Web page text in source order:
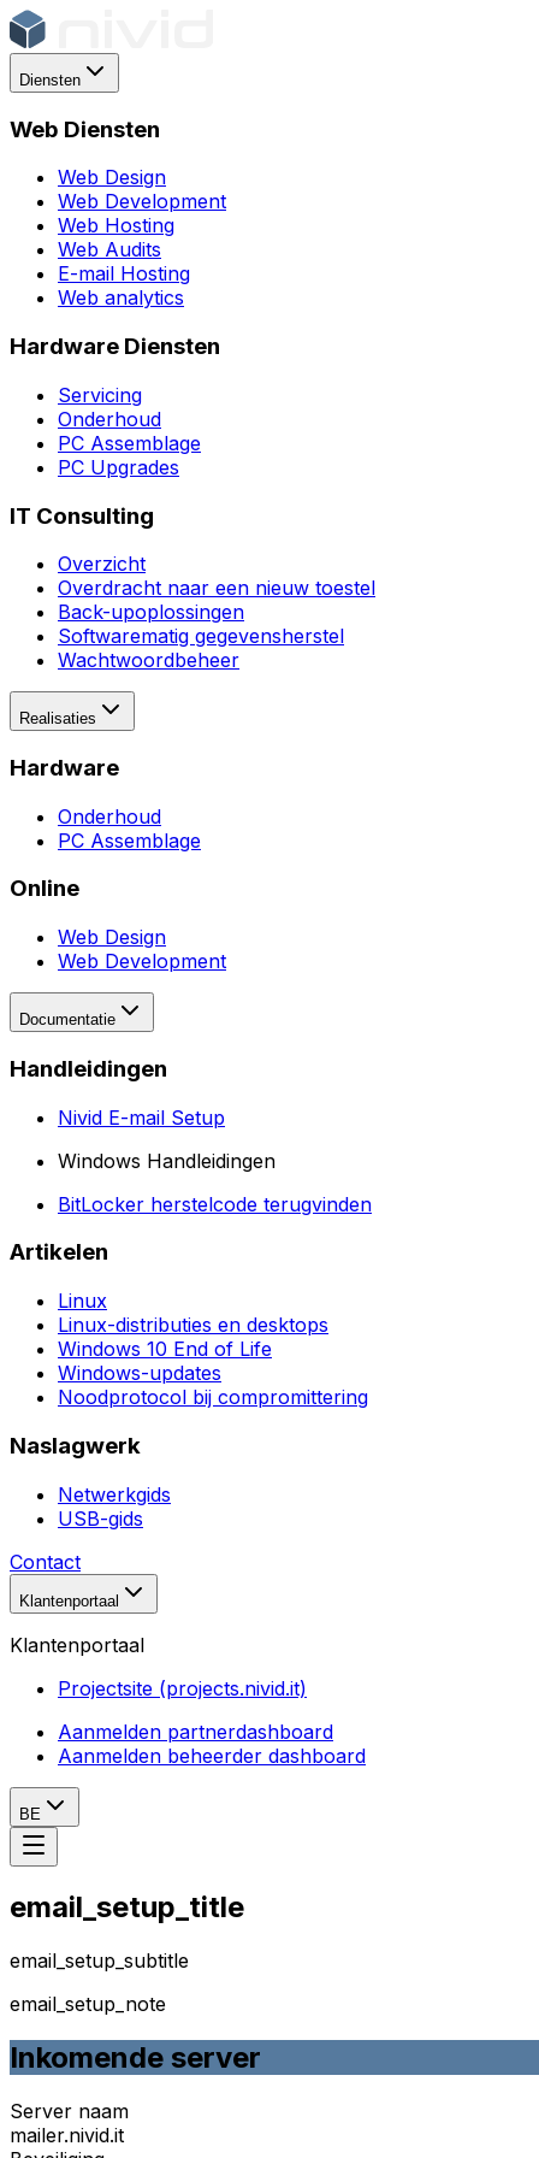
Diensten
Web Diensten
Web Design
Web Development
Web Hosting
Web Audits
E-mail Hosting
Web analytics
Hardware Diensten
Servicing
Onderhoud
PC Assemblage
PC Upgrades
IT Consulting
Overzicht
Overdracht naar een nieuw toestel
Back-upoplossingen
Softwarematig gegevensherstel
Wachtwoordbeheer
Realisaties
Hardware
Onderhoud
PC Assemblage
Online
Web Design
Web Development
Documentatie
Handleidingen
Nivid E-mail Setup
Windows Handleidingen
BitLocker herstelcode terugvinden
Artikelen
Linux
Linux-distributies en desktops
Windows 10 End of Life
Windows-updates
Noodprotocol bij compromittering
Naslagwerk
Netwerkgids
USB-gids
Contact
Klantenportaal
Klantenportaal
Projectsite (projects.nivid.it)
Aanmelden partnerdashboard
Aanmelden beheerder dashboard
BE
email_setup_title
email_setup_subtitle
email_setup_note
Inkomende server
Server naam
mailer.nivid.it